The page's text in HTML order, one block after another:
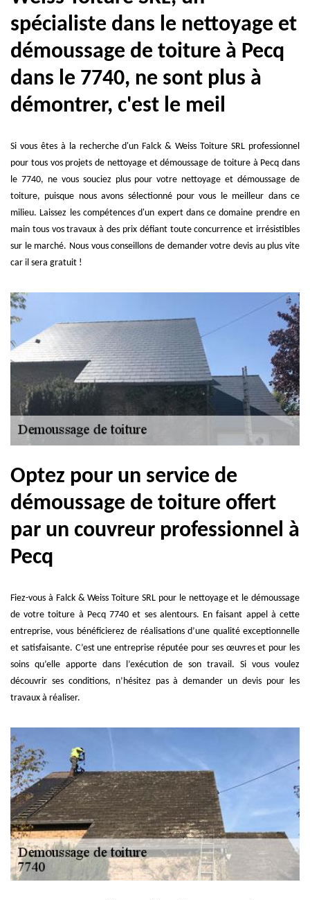
spécialiste dans le nettoyage et
démoussage de toiture à Pecq
dans le 7740, ne sont plus à
démontrer, c'est le meil
Si vous êtes à la recherche d'un Falck & Weiss Toiture SRL professionnel
pour tous vos projets de nettoyage et démoussage de toiture à Pecq dans
le 7740, ne vous souciez plus pour votre nettoyage et démoussage de
toiture, puisque nous avons sélectionné pour vous le meilleur dans ce
milieu. Laissez les compétences d'un expert dans ce domaine prendre en
main tous vos travaux à des prix défiant toute concurrence et irrésistibles
sur le marché. Nous vous conseillons de demander votre devis au plus vite
car il sera gratuit !
Optez pour un service de
démoussage de toiture offert
par un couvreur professionnel à
Pecq
Fiez-vous à Falck & Weiss Toiture SRL pour le nettoyage et le démoussage
de votre toiture à Pecq 7740 et ses alentours. En faisant appel à cette
entreprise, vous bénéficierez de réalisations d’une qualité exceptionnelle
et satisfaisante. C’est une entreprise réputée pour ses œuvres et pour les
soins qu’elle apporte dans l’exécution de son travail. Si vous voulez
découvrir ses conditions, n’hésitez pas à demander un devis pour les
travaux à réaliser.